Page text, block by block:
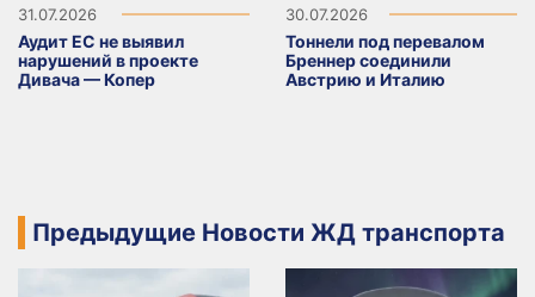
31.07.2026
Аудит ЕС не выявил
нарушений в проекте
Дивача — Копер
30.07.2026
Тоннели под перевалом
Бреннер соединили
Австрию и Италию
Предыдущие Новости ЖД транспорта